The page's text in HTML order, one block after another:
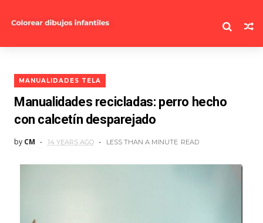
MANUALIDADES TELA
Manualidades recicladas: perro hecho
con calcetín desparejado
by CM 14 YEARS AGO LESS THAN A MINUTE READ